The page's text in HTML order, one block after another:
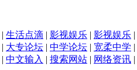
| 生活点滴 | 影视娱乐 | 影视娱乐 |
| 大专论坛 | 中学论坛 | 宽柔中学 |
| 中文输入 | 搜索网站 | 网络资讯 |